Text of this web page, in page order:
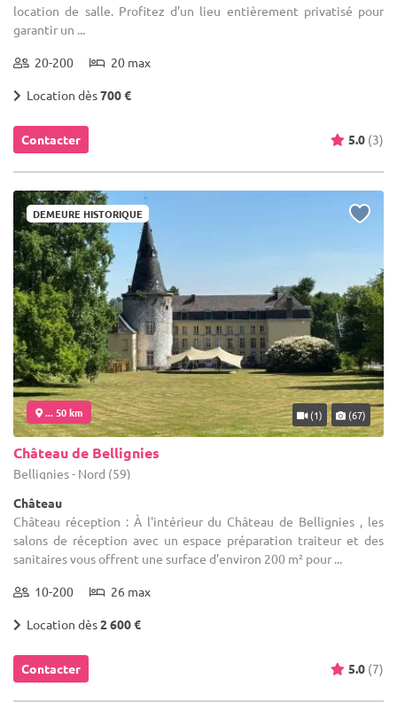
location de salle. Profitez d'un lieu entièrement privatisé pour
garantir un ...
20-200 20 max
Location dès700 €
Contacter 5.0 (3)
DEMEURE HISTORIQUE
... 50 km (1) (67)
Château de Bellignies
Bellignies - Nord (59)
Château
Château réception : À l'intérieur du Château de Bellignies , les
salons de réception avec un espace préparation traiteur et des
sanitaires vous offrent une surface d'environ 200 m² pour ...
10-200 26 max
Location dès2 600 €
Contacter 5.0 (7)